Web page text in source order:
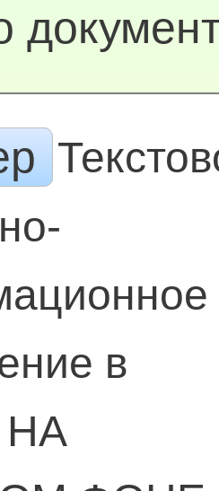
в
НА